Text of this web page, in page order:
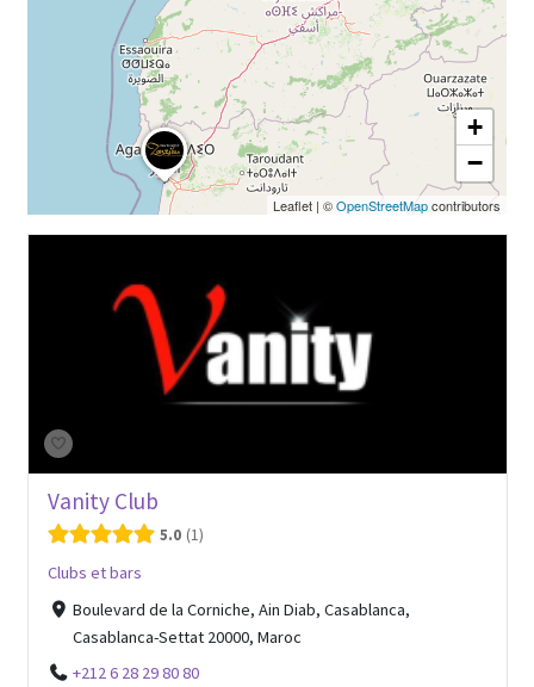
Vanity Club
5.0 1
Clubs et bars
Boulevard de la Corniche, Ain Diab, Casablanca,
Casablanca-Settat 20000, Maroc
+212 6 28 29 80 80
+
−
Leaflet | ©OpenStreetMapcontributors